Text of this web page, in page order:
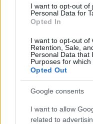
I want to opt-out of
Personal Data for
Opted In
I want to opt-out of
Retention, Sale,
Personal Data that
Purposes for which
Opted Out
Google consents
I want to allow
related to
WHERE PARM =
את הפעולה הבאה:
UPDATE
SET VALUE = '1'
WHERE PARM =